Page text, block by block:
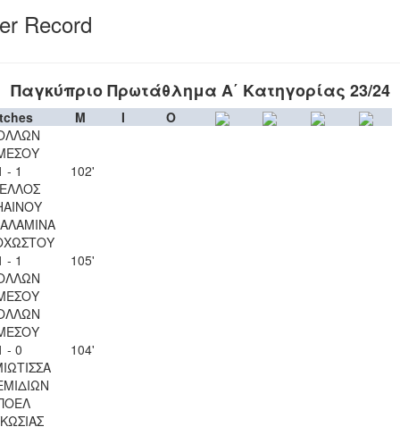
Record
Παγκύπριο Πρωτάθλημα Α΄ Κατηγορίας 23/24
M I
O
- 1
102'
- 1
105'
- 0
104'